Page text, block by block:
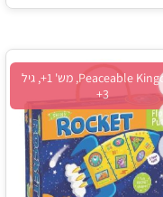
Peaceable Kingdom, מש' 1+, גיל
3+